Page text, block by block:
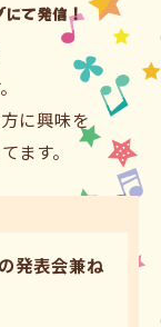
にて発信！
に興味を
ます。
発表会兼ね